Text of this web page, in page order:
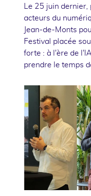
Le 25 juin
acteurs du
Jean-de-Monts
Festival placée
forte : à l'ère de
prendre le temps